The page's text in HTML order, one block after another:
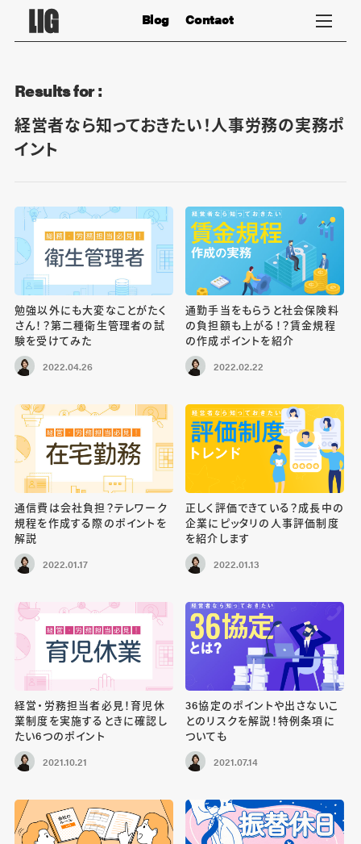
Contact
Blog
Results for :
経営者なら知っておきたい！人事労務の実務ポ
イント
勉強以外にも大変なことがたく
さん！？第二種衛生管理者の試
験を受けてみた
2022.04.26
通勤手当をもらうと社会保険料
の負担額も上がる！？賃金規程
の作成ポイントを紹介
2022.02.22
通信費は会社負担？テレワーク
規程を作成する際のポイントを
解説
2022.01.17
正しく評価できている？成長中の
企業にピッタリの人事評価制度
を紹介します
2022.01.13
経営・労務担当者必見！育児休
業制度を実施するときに確認し
たい6つのポイント
2021.10.21
36協定のポイントや出さないこ
とのリスクを解説！特例条項に
ついても
2021.07.14